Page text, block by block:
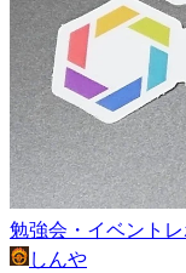
勉強会・イベント
しんや